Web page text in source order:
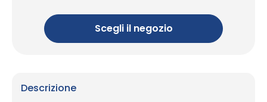
Scegli il negozio
Descrizione